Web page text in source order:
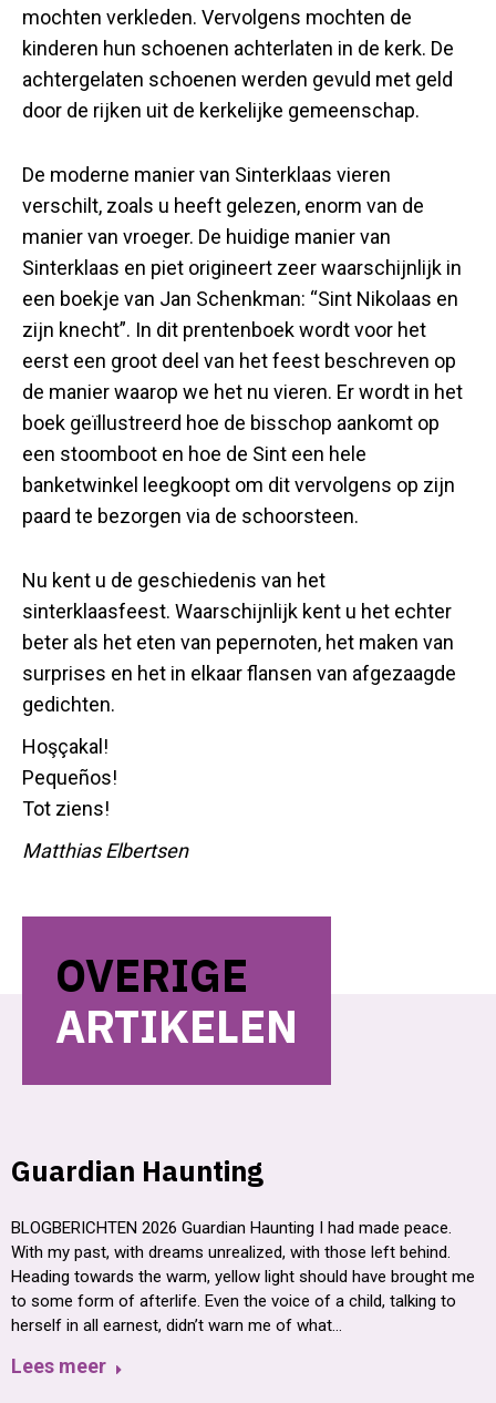
mochten verkleden. Vervolgens mochten de
kinderen hun schoenen achterlaten in de kerk. De
achtergelaten schoenen werden gevuld met geld
door de rijken uit de kerkelijke gemeenschap.
De moderne manier van Sinterklaas vieren
verschilt, zoals u heeft gelezen, enorm van de
manier van vroeger. De huidige manier van
Sinterklaas en piet origineert zeer waarschijnlijk in
een boekje van Jan Schenkman: “Sint Nikolaas en
zijn knecht”. In dit prentenboek wordt voor het
eerst een groot deel van het feest beschreven op
de manier waarop we het nu vieren. Er wordt in het
boek geïllustreerd hoe de bisschop aankomt op
een stoomboot en hoe de Sint een hele
banketwinkel leegkoopt om dit vervolgens op zijn
paard te bezorgen via de schoorsteen.
Nu kent u de geschiedenis van het
sinterklaasfeest. Waarschijnlijk kent u het echter
beter als het eten van pepernoten, het maken van
surprises en het in elkaar flansen van afgezaagde
gedichten.
Hoşçakal!
Pequeños!
Tot ziens!
Matthias Elbertsen
OVERIGE
ARTIKELEN
Guardian Haunting
BLOGBERICHTEN 2026 Guardian Haunting I had made peace.
With my past, with dreams unrealized, with those left behind.
Heading towards the warm, yellow light should have brought me
to some form of afterlife. Even the voice of a child, talking to
herself in all earnest, didn’t warn me of what…
Lees meer